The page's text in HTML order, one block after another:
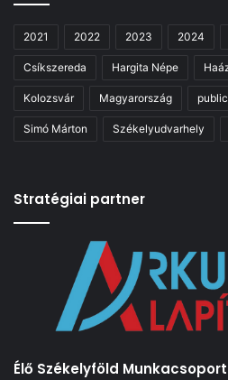
2021 2022 2023 2024
Csíkszereda Hargita Népe
Kolozsvár Magyarország
Simó Márton Székelyudvarhely
Stratégiai partner
Élő Székelyföld